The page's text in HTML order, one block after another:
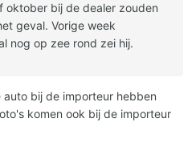
oktober bij de dealer zouden
geval. Vorige week
nog op zee rond zei hij.
bij de importeur hebben
komen ook bij de importeur